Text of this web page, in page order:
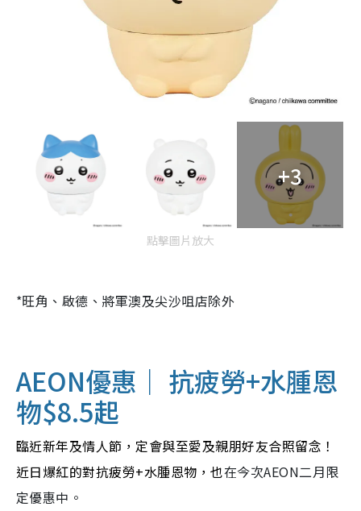
+3
點擊圖片放大
*旺角、啟德、將軍澳及尖沙咀店除外
AEON優惠｜ 抗疲勞+水腫恩
物$8.5起
臨近新年及情人節，定會與至愛及親朋好友合照留念！
近日爆紅的對抗疲勞+水腫恩物，也在今次AEON二月限
定優惠中。